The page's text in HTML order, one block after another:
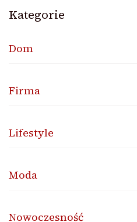
Kategorie
Dom
Firma
Lifestyle
Moda
Nowoczesność